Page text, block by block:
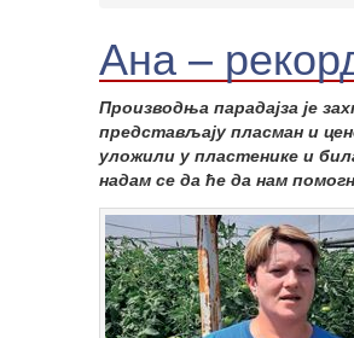
Ана –
Производња парадајза је
представљају пласман и
уложили у пластенике и
надам се да ће да нам